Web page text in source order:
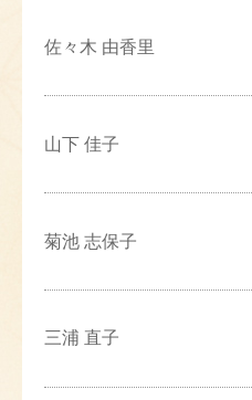
佐々木 由香里
山下 佳子
菊池 志保子
三浦 直子